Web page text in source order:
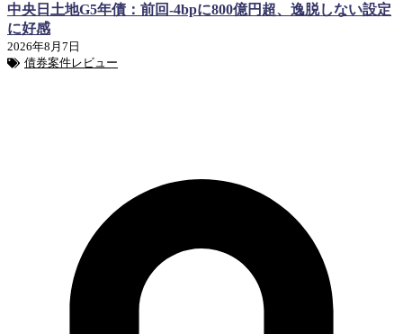
中央日土地G5年債：前回-4bpに800億円超、逸脱しない設定
に好感
2026年8月7日
債券案件レビュー